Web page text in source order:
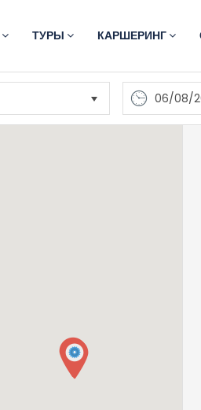
ТУРЫ КАРШЕРИНГ
06/08/